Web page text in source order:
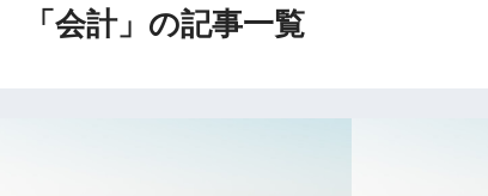
「会計」の記事一覧